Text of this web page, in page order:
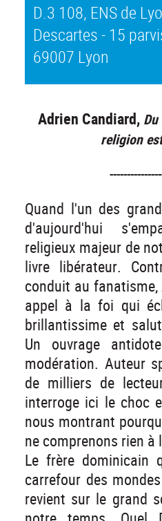
D.3 108, ENS de
Descartes - 15
69007 Lyon
Adrien Candiard,
religion
Quand l'un des
d'aujourd'hui
religieux majeur de
livre libérateur.
conduit au
appel à la foi qui
brillantissime et
Un ouvrage
modération. Auteur
de milliers de
interroge ici le choc
nous montrant
ne comprenons rien à
Le frère dominicain
carrefour des
revient sur le grand